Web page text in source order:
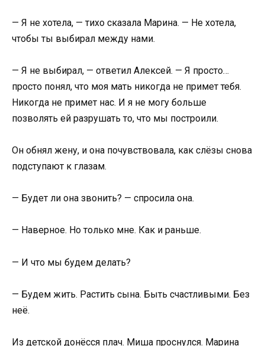
— Я не хотела, — тихо сказала Марина. — Не хотела,
чтобы ты выбирал между нами.
— Я не выбирал, — ответил Алексей. — Я просто…
просто понял, что моя мать никогда не примет тебя.
Никогда не примет нас. И я не могу больше
позволять ей разрушать то, что мы построили.
Он обнял жену, и она почувствовала, как слёзы снова
подступают к глазам.
— Будет ли она звонить? — спросила она.
— Наверное. Но только мне. Как и раньше.
— И что мы будем делать?
— Будем жить. Растить сына. Быть счастливыми. Без
неё.
Из детской донёсся плач. Миша проснулся. Марина